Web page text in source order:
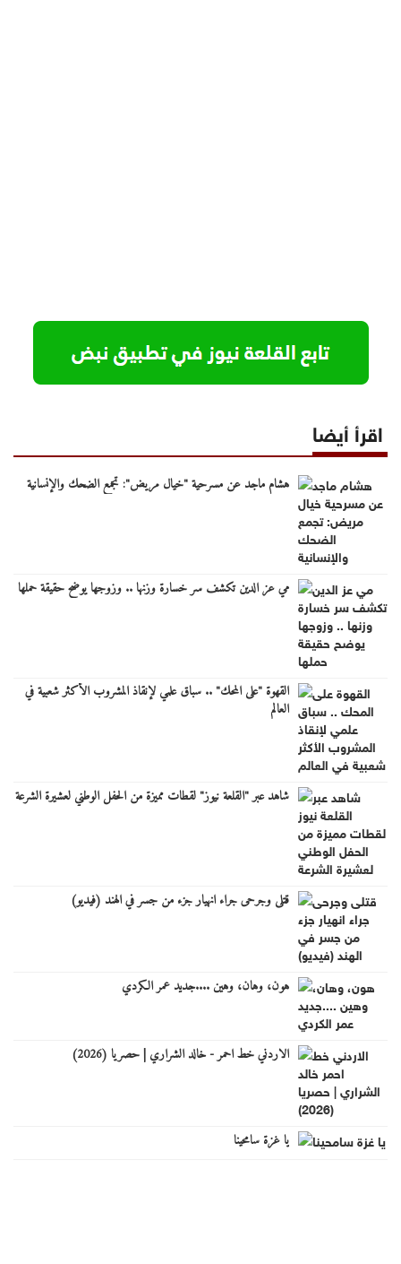
اقرأ أيضا
هشام ماجد عن مسرحية "خيال مريض": تجمع الضحك والإنسانية
مي عز الدين تكشف سر خسارة وزنها .. وزوجها يوضح حقيقة حملها
القهوة "على المحك" .. سباق علمي لإنقاذ المشروب الأكثر شعبية في
العالم
شاهد عبر "القلعة نيوز" لقطات مميزة من الحفل الوطني لعشيرة الشرعة
قتلى وجرحى جراء انهيار جزء من جسر في الهند (فيديو)
هون، وهان، وهين ....جديد عمر الكردي
الاردني خط احمر - خالد الشراري | حصريا (2026)
يا غزة سامحينا